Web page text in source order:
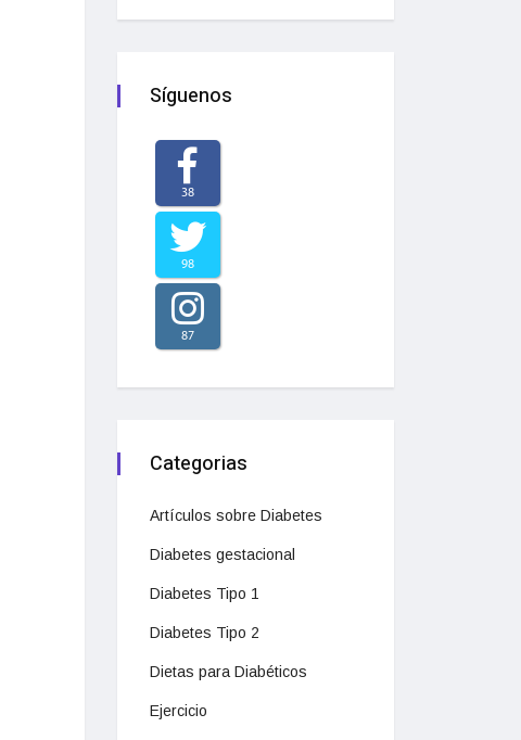
Síguenos
38
98
87
Categorias
Artículos sobre Diabetes
Diabetes gestacional
Diabetes Tipo 1
Diabetes Tipo 2
Dietas para Diabéticos
Ejercicio